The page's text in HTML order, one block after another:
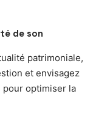
de son
patrimoniale,
et envisagez
optimiser la